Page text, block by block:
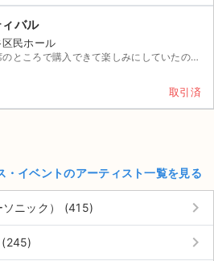
バル
民ホール
[詳細] 階 列 番台前半 残り数席のところで購入できて楽しみにしていたのですが、外せない用が重な...
取引済
・イベントのアーティスト一覧を見る
ソニック） (415) keyboard_arrow_right
(245) keyboard_arrow_right